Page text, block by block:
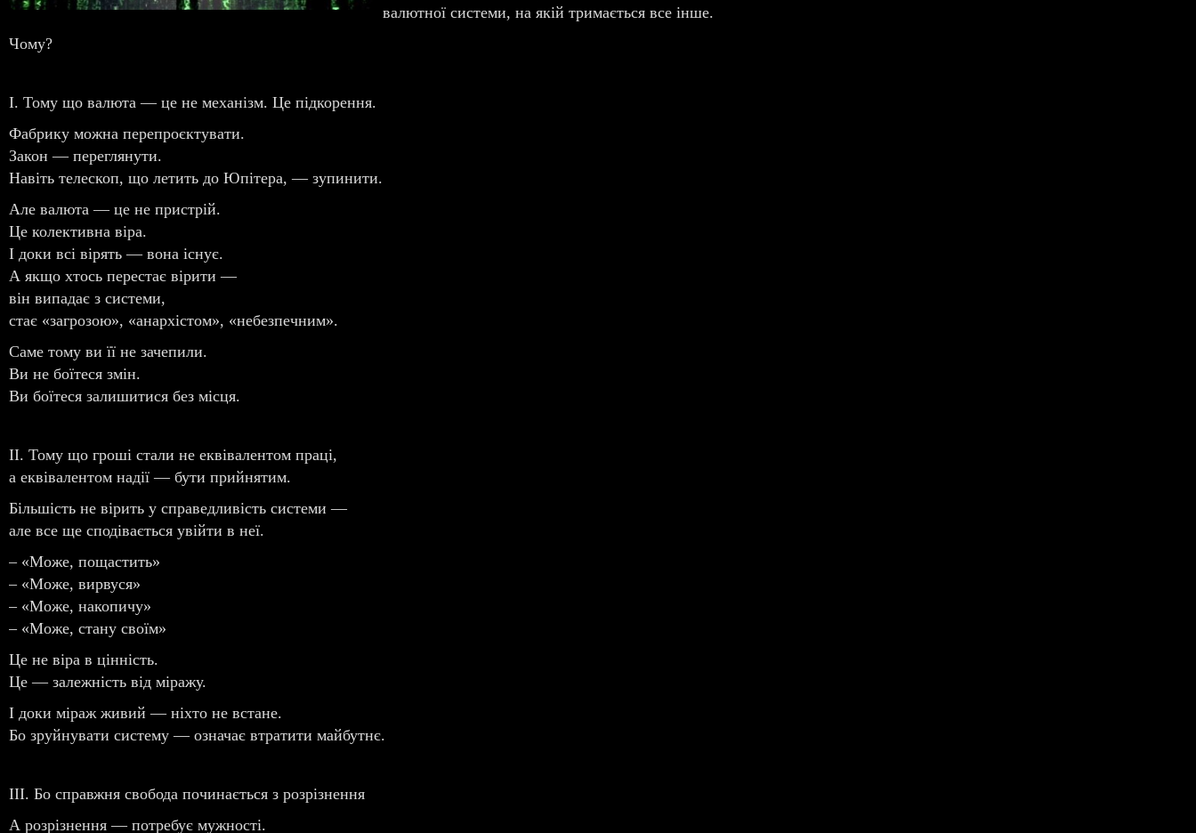
валютної системи, на якій тримається все інше.
Чому?
I. Тому що валюта — це не механізм. Це підкорення.
Фабрику можна перепроєктувати.
Закон — переглянути.
Навіть телескоп, що летить до Юпітера, — зупинити.
Але валюта — це не пристрій.
Це колективна віра.
І доки всі вірять — вона існує.
А якщо хтось перестає вірити —
він випадає з системи,
стає «загрозою», «анархістом», «небезпечним».
Саме тому ви її не зачепили.
Ви не боїтеся змін.
Ви боїтеся залишитися без місця.
II. Тому що гроші стали не еквівалентом праці,
а еквівалентом надії — бути прийнятим.
Більшість не вірить у справедливість системи —
але все ще сподівається увійти в неї.
– «Може, пощастить»
– «Може, вирвуся»
– «Може, накопичу»
– «Може, стану своїм»
Це не віра в цінність.
Це — залежність від міражу.
І доки міраж живий — ніхто не встане.
Бо зруйнувати систему — означає втратити майбутнє.
III. Бо справжня свобода починається з розрізнення
А розрізнення — потребує мужності.